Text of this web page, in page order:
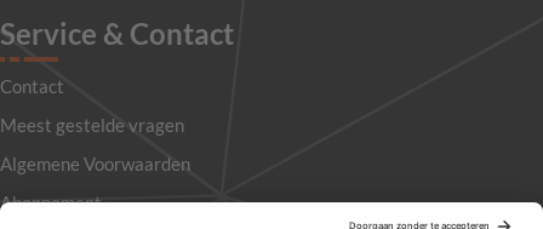
Service & Contact
Contact
Meest gestelde vragen
Algemene Voorwaarden
Abonnement